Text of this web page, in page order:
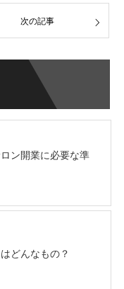
次の記事
ン開業に必要な準
どんなもの？